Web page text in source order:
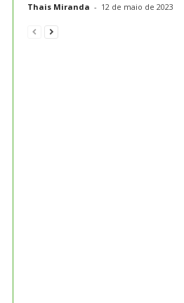
Thais Miranda - 12 de maio de 2023